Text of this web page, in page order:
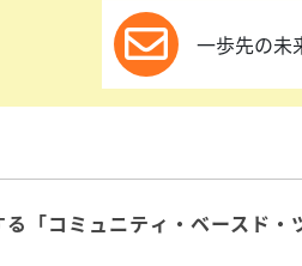
一歩先の未
る「コミュニティ・ベースド